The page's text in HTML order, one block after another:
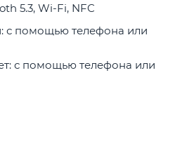
5.3, Wi-Fi, NFC
с помощью телефона или
с помощью телефона или